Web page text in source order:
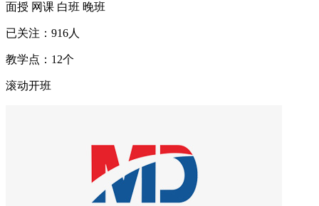
面授 网课 白班 晚班
已关注： 916人
教学点： 12个
滚动开班